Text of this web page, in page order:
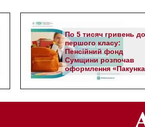
По 5 тисяч гривень до
першого класу:
Пенсійний фонд
Сумщини розпочав
оформлення «Пакунка
школяра»